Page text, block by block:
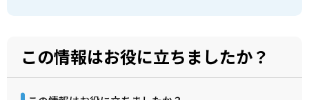
この情報はお役に立ちましたか？